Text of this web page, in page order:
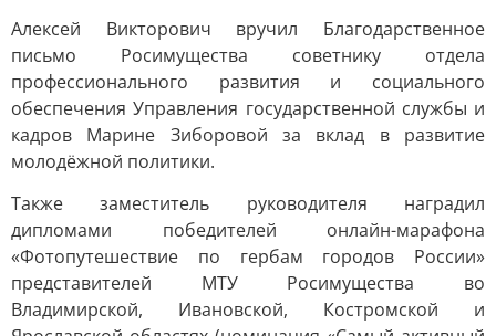
Алексей Викторович вручил Благодарственное
письмо Росимущества советнику отдела
профессионального развития и социального
обеспечения Управления государственной службы и
кадров Марине Зиборовой за вклад в развитие
молодёжной политики.
Также заместитель руководителя наградил
дипломами победителей онлайн-марафона
«Фотопутешествие по гербам городов России»
представителей МТУ Росимущества во
Владимирской, Ивановской, Костромской и